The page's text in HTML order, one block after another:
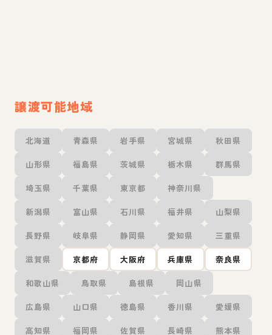
譲渡可能地域
北海道 青森県 岩手県 宮城県 秋田県
山形県 福島県 茨城県 栃木県 群馬県
埼玉県 千葉県 東京都 神奈川県
新潟県 富山県 石川県 福井県 山梨県
長野県 岐阜県 静岡県 愛知県 三重県
滋賀県 京都府 大阪府 兵庫県 奈良県
和歌山県 鳥取県 島根県 岡山県
広島県 山口県 徳島県 香川県 愛媛県
高知県 福岡県 佐賀県 長崎県 熊本県